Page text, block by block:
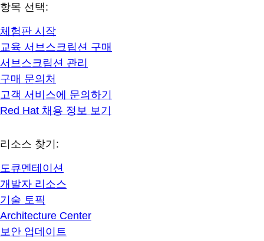
항목 선택:
체험판 시작
교육 서브스크립션 구매
서브스크립션 관리
구매 문의처
고객 서비스에 문의하기
Red Hat 채용 정보 보기
리소스 찾기:
도큐멘테이션
개발자 리소스
기술 토픽
Architecture Center
보안 업데이트